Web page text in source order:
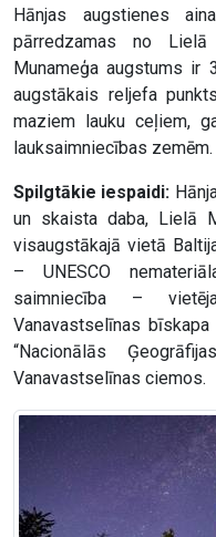
Hānjas augstienes
pārredzamas no
Munameģa augstums
augstākais reljefa
maziem lauku ceļiem,
lauksaimniecības zemēm.
Spilgtākie iespaidi:
un skaista daba, Lielā
visaugstākajā vietā
– UNESCO
saimniecība –
Vanavastselīnas
“Nacionālās
Vanavastselīnas ciemos.